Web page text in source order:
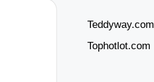
Teddyway.com
Tophotlot.com